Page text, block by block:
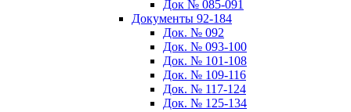
Док № 085-091
Документы 92-184
Док. № 092
Док. № 093-100
Док. № 101-108
Док. № 109-116
Док. № 117-124
Док. № 125-134